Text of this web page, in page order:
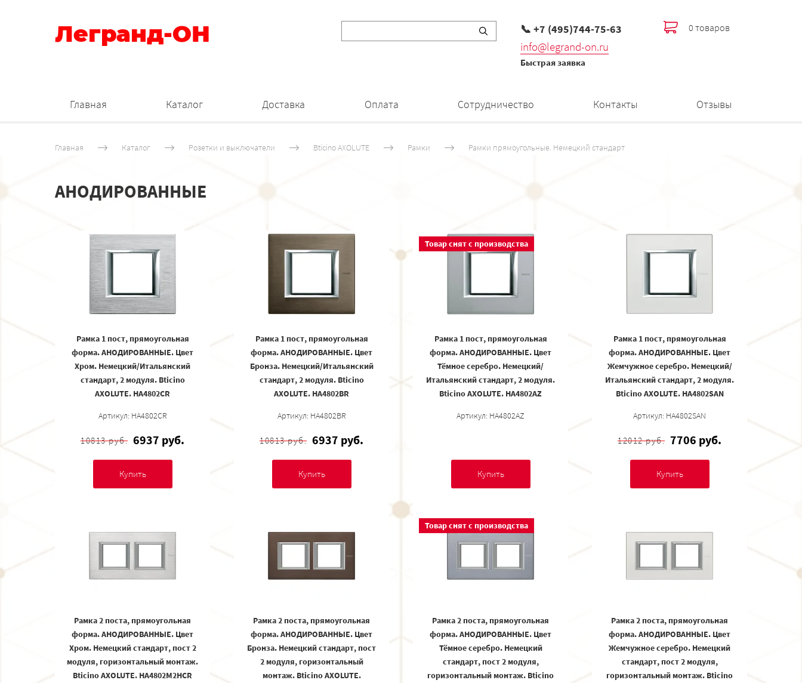
Легранд-ОН 📞 +7 (495)744-75-63
info@legrand-on.ru
Быстрая заявка
0 товаров
Главная Каталог Доставка Оплата Сотрудничество Контакты Отзывы
Главная Каталог Розетки и выключатели Bticino AXOLUTE Рамки Рамки прямоугольные. Немецкий стандарт
АНОДИРОВАННЫЕ
Рамка 1 пост, прямоугольная
форма. АНОДИРОВАННЫЕ. Цвет
Хром. Немецкий/Итальянский
стандарт, 2 модуля. Bticino
AXOLUTE. HA4802CR
Артикул: HA4802CR
10813 руб. 6937 руб.
Купить
Рамка 1 пост, прямоугольная
форма. АНОДИРОВАННЫЕ. Цвет
Бронза. Немецкий/Итальянский
стандарт, 2 модуля. Bticino
AXOLUTE. HA4802BR
Артикул: HA4802BR
10813 руб. 6937 руб.
Купить
Товар снят с производства
Рамка 1 пост, прямоугольная
форма. АНОДИРОВАННЫЕ. Цвет
Тёмное серебро. Немецкий/
Итальянский стандарт, 2 модуля.
Bticino AXOLUTE. HA4802AZ
Артикул: HA4802AZ
Купить
Рамка 1 пост, прямоугольная
форма. АНОДИРОВАННЫЕ. Цвет
Жемчужное серебро. Немецкий/
Итальянский стандарт, 2 модуля.
Bticino AXOLUTE. HA4802SAN
Артикул: HA4802SAN
12012 руб. 7706 руб.
Купить
Рамка 2 поста, прямоугольная
форма. АНОДИРОВАННЫЕ. Цвет
Хром. Немецкий стандарт, пост 2
модуля, горизонтальный монтаж.
Bticino AXOLUTE. HA4802M2HCR
Рамка 2 поста, прямоугольная
форма. АНОДИРОВАННЫЕ. Цвет
Бронза. Немецкий стандарт, пост
2 модуля, горизонтальный
монтаж. Bticino AXOLUTE.
Товар снят с производства
Рамка 2 поста, прямоугольная
форма. АНОДИРОВАННЫЕ. Цвет
Тёмное серебро. Немецкий
стандарт, пост 2 модуля,
горизонтальный монтаж. Bticino
Рамка 2 поста, прямоугольная
форма. АНОДИРОВАННЫЕ. Цвет
Жемчужное серебро. Немецкий
стандарт, пост 2 модуля,
горизонтальный монтаж. Bticino